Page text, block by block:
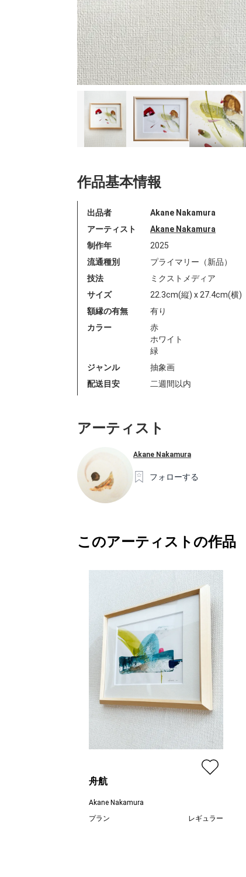
作品基本情報
出品者
Akane Nakamura
アーティスト
Akane Nakamura
制作年
2025
流通種別
プライマリー（新品）
技法
ミクストメディア
サイズ
22.3cm(縦) x 27.4cm(横)
額縁の有無
有り
カラー
赤
ホワイト
緑
ジャンル
抽象画
配送目安
二週間以内
アーティスト
Akane Nakamura
フォローする
このアーティストの作品
舟航
Akane Nakamura
プラン
レギュラー